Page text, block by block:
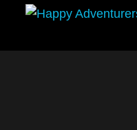
content